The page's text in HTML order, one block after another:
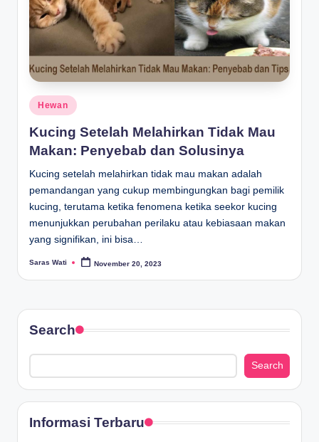
Posted
in
Hewan
Kucing Setelah Melahirkan Tidak Mau
Makan: Penyebab dan Solusinya
Kucing setelah melahirkan tidak mau makan adalah
pemandangan yang cukup membingungkan bagi pemilik
kucing, terutama ketika fenomena ketika seekor kucing
menunjukkan perubahan perilaku atau kebiasaan makan
yang signifikan, ini bisa…
Posted
Saras Wati November 20, 2023
Search
Search
Informasi Terbaru